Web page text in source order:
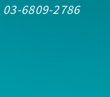
03-6809-2786